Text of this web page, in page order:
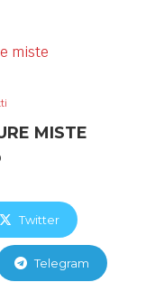
MISTE
Twitter
Telegram